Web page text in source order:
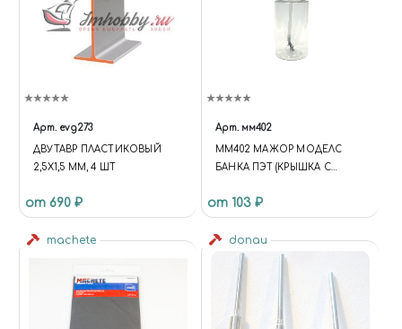
Арт. evg273
ДВУТАВР ПЛАСТИКОВЫЙ
2,5Х1,5 ММ, 4 ШТ
от 690 ₽
Арт. мм402
ММ402 МАЖОР МОДЕЛС
БАНКА ПЭТ (КРЫШКА С
от 103 ₽
machete donau